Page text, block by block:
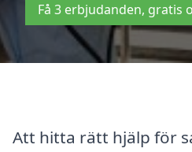
Få 3 erbjudanden, gratis
Att hitta rätt hjälp för